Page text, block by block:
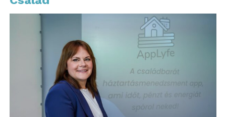
azzal feloldhatjuk a szituáció okozta esetleges
A határok kijelölése nemcsak arról szól, hogy
megvédjük magunkat, hanem arról is, hogy
tudatosan alakítsuk kapcsolatainkat – olyan
környezetet teremtve, ahol mindannyian jól
érezzük magunkat. Amikor megtanulunk határokat
húzni, azzal valójában teret adunk a tiszteletnek, a